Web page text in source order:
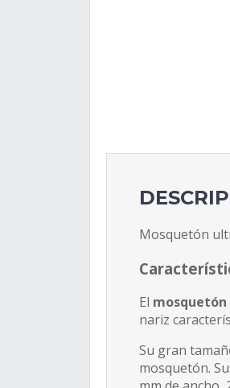
Mosquetón
El mosquetón
nariz
Su gran
mosquetón.